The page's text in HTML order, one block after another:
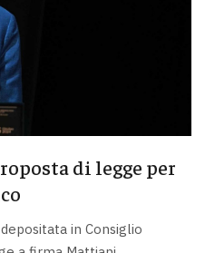
di legge per
in Consiglio